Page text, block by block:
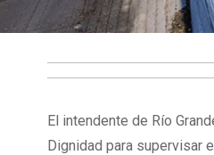
El intendente de Río
Dignidad para supervisar